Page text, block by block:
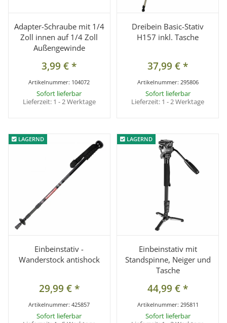
Adapter-Schraube mit 1/4
Zoll innen auf 1/4 Zoll
Außengewinde
3,99 €*
Artikelnummer: 104072
Sofort lieferbar
Lieferzeit: 1 - 2 Werktage
Dreibein Basic-Stativ
H157 inkl. Tasche
37,99 €*
Artikelnummer: 295806
Sofort lieferbar
Lieferzeit: 1 - 2 Werktage
LAGERND
LAGERND
Einbeinstativ -
Wanderstock antishock
29,99 €*
Artikelnummer:425857
Sofort lieferbar
LAGERND
LAGERND
Einbeinstativ mit
Standspinne, Neiger und
Tasche
44,99 €*
Artikelnummer: 295811
Sofort lieferbar